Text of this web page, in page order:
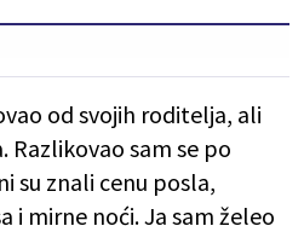
od svojih roditelja, ali
Razlikovao sam se po
su znali cenu posla,
i mirne noći. Ja sam želeo